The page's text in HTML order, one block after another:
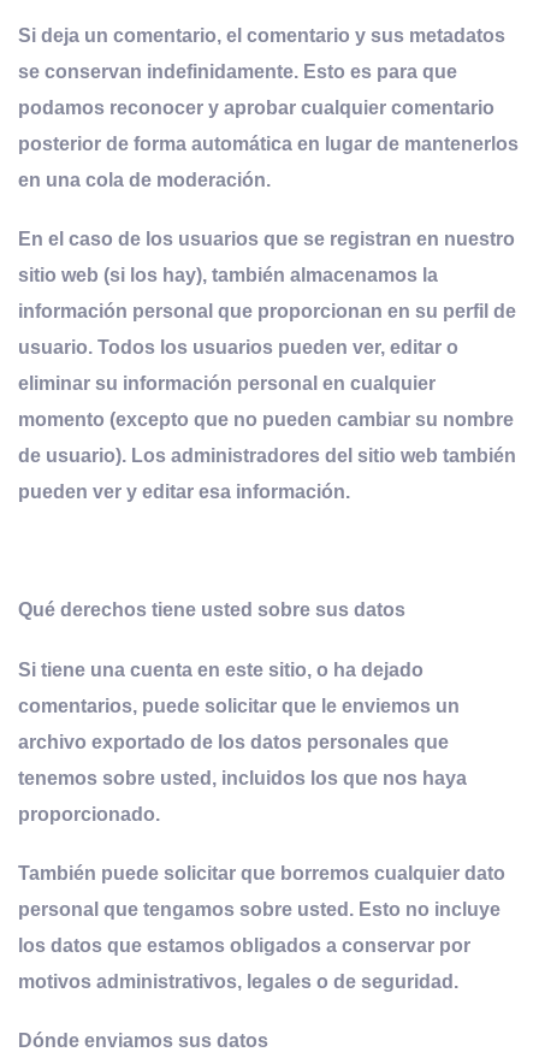
Si deja un comentario, el comentario y sus metadatos
se conservan indefinidamente. Esto es para que
podamos reconocer y aprobar cualquier comentario
posterior de forma automática en lugar de mantenerlos
en una cola de moderación.
En el caso de los usuarios que se registran en nuestro
sitio web (si los hay), también almacenamos la
información personal que proporcionan en su perfil de
usuario. Todos los usuarios pueden ver, editar o
eliminar su información personal en cualquier
momento (excepto que no pueden cambiar su nombre
de usuario). Los administradores del sitio web también
pueden ver y editar esa información.
Qué derechos tiene usted sobre sus datos
Si tiene una cuenta en este sitio, o ha dejado
comentarios, puede solicitar que le enviemos un
archivo exportado de los datos personales que
tenemos sobre usted, incluidos los que nos haya
proporcionado.
También puede solicitar que borremos cualquier dato
personal que tengamos sobre usted. Esto no incluye
los datos que estamos obligados a conservar por
motivos administrativos, legales o de seguridad.
Dónde enviamos sus datos